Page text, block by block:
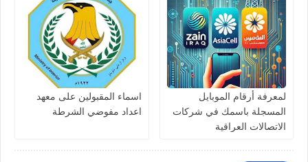
لمعرفة أرقام الموبايل
المسجلة باسمك في شركات
الاتصالات العراقية
اسماء المقبولين على معهد
اعداد مفوضي الشرطة